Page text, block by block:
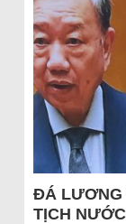
ĐÁ LƯƠNG
TỊCH NƯỚC